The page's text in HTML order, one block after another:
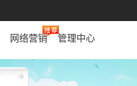
网络营销 管理中心